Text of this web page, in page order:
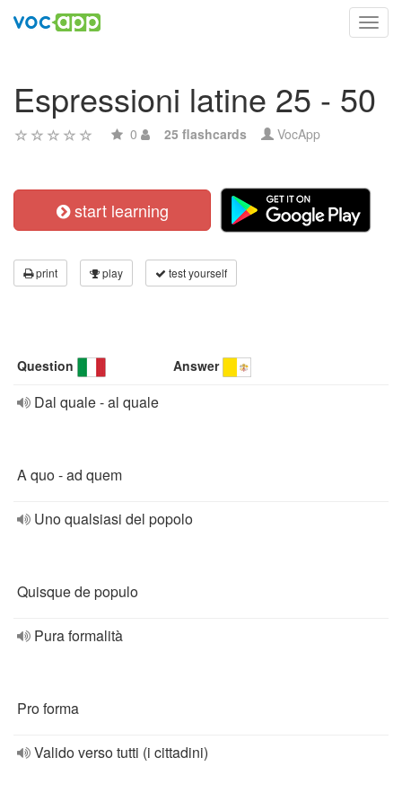
Espressioni latine 25 - 50
0 25 flashcards VocApp
start learning
print play test yourself
Question Answer
Dal quale - al quale
A quo - ad quem
Uno qualsiasi del popolo
Quisque de populo
Pura formalità
Pro forma
Valido verso tutti (i cittadini)